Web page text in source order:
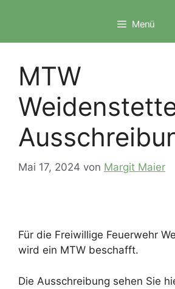
Menü
MTW
Mai 17, 2024 von Margit Maier
Für die Freiwillige Feuerwehr
wird ein MTW beschafft.
Die Ausschreibung sehen Sie